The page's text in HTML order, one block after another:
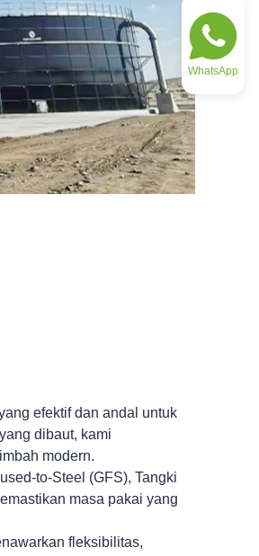
efektif dan andal untuk
dibaut, kami
modern.
to-Steel (GFS), Tangki
masa pakai yang
fleksibilitas,
WhatsApp